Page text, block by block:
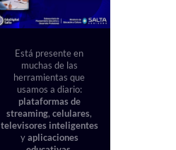
Está presente en
muchas de las
herramientas que
usamos a diario:
plataformas de
streaming,celulares,
televisores inteligentes
yaplicaciones